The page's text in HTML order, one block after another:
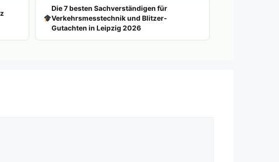
Die 7 besten Sachverständigen für
Verkehrsmesstechnik und Blitzer-
Gutachten in Leipzig 2026